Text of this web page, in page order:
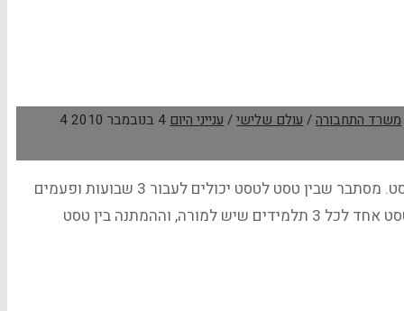
משרד התחבורה/ עולם שלישי/ ענייני היום 4 בנובמבר 2010
4
בני ממתין לטסט. אתם שואלים מה מיוחד בזה? הרי נערים רבים ממתינים לטסט. מסתבר שבין טסט לטסט יכולים לעבור 3 שבועות ופעמים
גם 3 חודשים. ובמילים: שלושה חודשים. וכל כך למה? משרד הרישוי מקצה טסט אחד לכל 3 תלמידים שיש למורה, וההמתנה בין טסט